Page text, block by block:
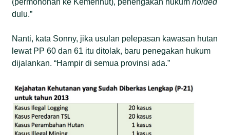
dulu.”
Nanti, kata Sonny, jika usulan pelepasan kawasan hutan
lewat PP 60 dan 61 itu ditolak, baru penegakan hukum
dijalankan. “Hampir di semua provinsi ada.”